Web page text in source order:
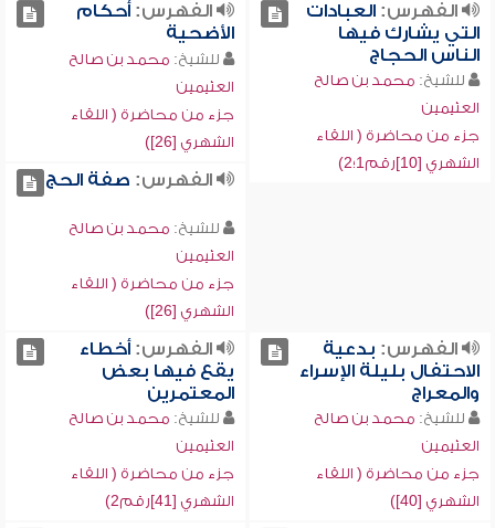
الفهرس:العبادات
التي يشارك فيها
الناس الحجاج
للشيخ: محمد بن صالح
العثيمين
جزء من محاضرة ( اللقاء
الشهري [10]رقم1؛2)
الفهرس:أحكام
الأضحية
للشيخ: محمد بن صالح
العثيمين
جزء من محاضرة ( اللقاء
الشهري [26])
الفهرس: صفة الحج
للشيخ: محمد بن صالح
العثيمين
جزء من محاضرة ( اللقاء
الشهري [26])
الفهرس: بدعية
الاحتفال بليلة الإسراء
والمعراج
للشيخ: محمد بن صالح
العثيمين
جزء من محاضرة ( اللقاء
الشهري [40])
الفهرس:أخطاء
يقع فيها بعض
المعتمرين
للشيخ: محمد بن صالح
العثيمين
جزء من محاضرة ( اللقاء
الشهري [41]رقم2)